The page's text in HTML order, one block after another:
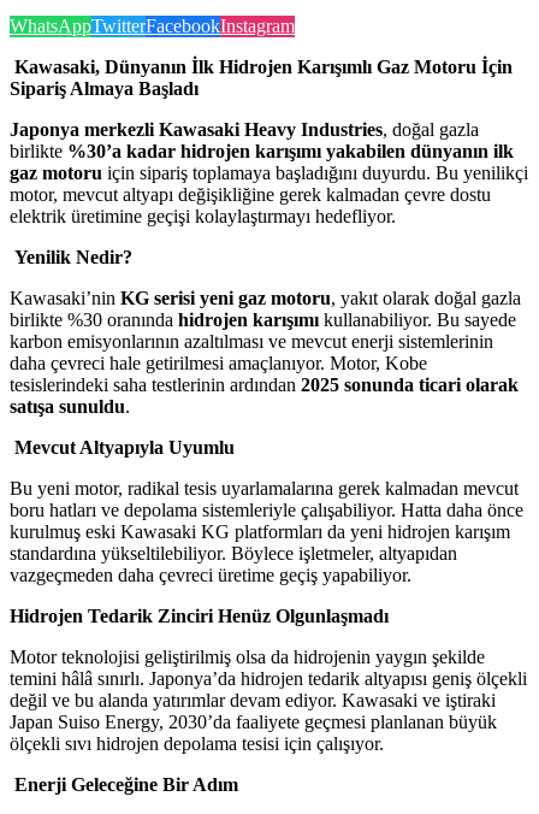
WhatsAppTwitterFacebookInstagram
Kawasaki, Dünyanın İlk Hidrojen Karışımlı Gaz Motoru İçin
Sipariş Almaya Başladı
Japonya merkezli Kawasaki Heavy Industries, doğal gazla
birlikte %30’a kadar hidrojen karışımı yakabilen dünyanın ilk
gaz motoru için sipariş toplamaya başladığını duyurdu. Bu yenilikçi
motor, mevcut altyapı değişikliğine gerek kalmadan çevre dostu
elektrik üretimine geçişi kolaylaştırmayı hedefliyor.
Yenilik Nedir?
Kawasaki’nin KG serisi yeni gaz motoru, yakıt olarak doğal gazla
birlikte %30 oranında hidrojen karışımı kullanabiliyor. Bu sayede
karbon emisyonlarının azaltılması ve mevcut enerji sistemlerinin
daha çevreci hale getirilmesi amaçlanıyor. Motor, Kobe
tesislerindeki saha testlerinin ardından 2025 sonunda ticari olarak
satışa sunuldu.
Mevcut Altyapıyla Uyumlu
Bu yeni motor, radikal tesis uyarlamalarına gerek kalmadan mevcut
boru hatları ve depolama sistemleriyle çalışabiliyor. Hatta daha önce
kurulmuş eski Kawasaki KG platformları da yeni hidrojen karışım
standardına yükseltilebiliyor. Böylece işletmeler, altyapıdan
vazgeçmeden daha çevreci üretime geçiş yapabiliyor.
Hidrojen Tedarik Zinciri Henüz Olgunlaşmadı
Motor teknolojisi geliştirilmiş olsa da hidrojenin yaygın şekilde
temini hâlâ sınırlı. Japonya’da hidrojen tedarik altyapısı geniş ölçekli
değil ve bu alanda yatırımlar devam ediyor. Kawasaki ve iştiraki
Japan Suiso Energy, 2030’da faaliyete geçmesi planlanan büyük
ölçekli sıvı hidrojen depolama tesisi için çalışıyor.
Enerji Geleceğine Bir Adım